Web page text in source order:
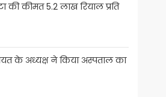
की कीमत 5.2 लाख रियाल प्रति
के अध्यक्ष ने किया अस्पताल का